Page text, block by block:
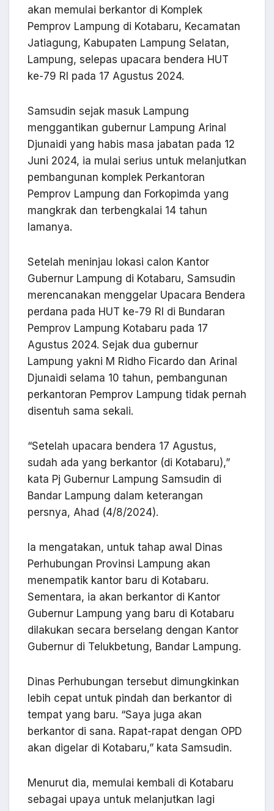
akan memulai berkantor di Komplek
Pemprov Lampung di Kotabaru, Kecamatan
Jatiagung, Kabupaten Lampung Selatan,
Lampung, selepas upacara bendera HUT
ke-79 RI pada 17 Agustus 2024.
Samsudin sejak masuk Lampung
menggantikan gubernur Lampung Arinal
Djunaidi yang habis masa jabatan pada 12
Juni 2024, ia mulai serius untuk melanjutkan
pembangunan komplek Perkantoran
Pemprov Lampung dan Forkopimda yang
mangkrak dan terbengkalai 14 tahun
lamanya.
Setelah meninjau lokasi calon Kantor
Gubernur Lampung di Kotabaru, Samsudin
merencanakan menggelar Upacara Bendera
perdana pada HUT ke-79 RI di Bundaran
Pemprov Lampung Kotabaru pada 17
Agustus 2024. Sejak dua gubernur
Lampung yakni M Ridho Ficardo dan Arinal
Djunaidi selama 10 tahun, pembangunan
perkantoran Pemprov Lampung tidak pernah
disentuh sama sekali.
“Setelah upacara bendera 17 Agustus,
sudah ada yang berkantor (di Kotabaru),”
kata Pj Gubernur Lampung Samsudin di
Bandar Lampung dalam keterangan
persnya, Ahad (4/8/2024).
Ia mengatakan, untuk tahap awal Dinas
Perhubungan Provinsi Lampung akan
menempatik kantor baru di Kotabaru.
Sementara, ia akan berkantor di Kantor
Gubernur Lampung yang baru di Kotabaru
dilakukan secara berselang dengan Kantor
Gubernur di Telukbetung, Bandar Lampung.
Dinas Perhubungan tersebut dimungkinkan
lebih cepat untuk pindah dan berkantor di
tempat yang baru. “Saya juga akan
berkantor di sana. Rapat-rapat dengan OPD
akan digelar di Kotabaru,” kata Samsudin.
Menurut dia, memulai kembali di Kotabaru
sebagai upaya untuk melanjutkan lagi